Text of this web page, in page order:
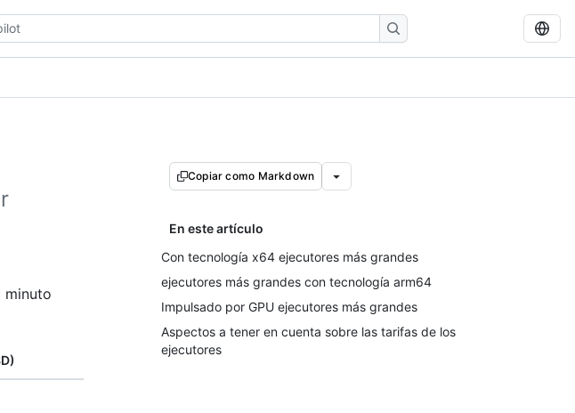
Copiar como Markdown
En este artículo
Con tecnología x64 ejecutores más grandes
ejecutores más grandes con tecnología arm64
Impulsado por GPU ejecutores más grandes
Aspectos a tener en cuenta sobre las tarifas de los
ejecutores
minuto